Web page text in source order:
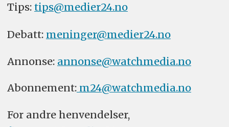
Tips: tips@medier24.no
Debatt: meninger@medier24.no
Annonse: annonse@watchmedia.no
Abonnement:m24@watchmedia.no
For andre henvendelser,